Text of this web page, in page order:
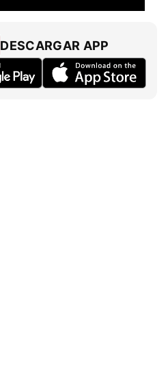
DESCARGAR APP